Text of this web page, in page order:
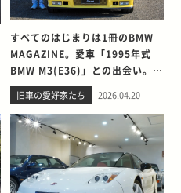
すべてのはじまりは1冊のBMW
MAGAZINE。愛車「1995年式
BMW M3(E36)」との出会い。そ
して別れを考える
旧車の愛好家たち 2026.04.20